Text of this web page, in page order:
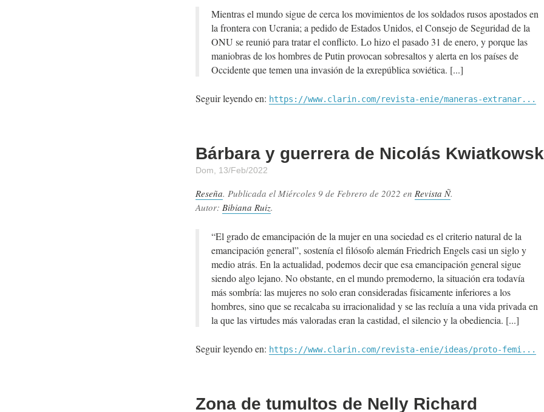
Mientras el mundo sigue de cerca los movimientos de los soldados rusos apostados en
la frontera con Ucrania; a pedido de Estados Unidos, el Consejo de Seguridad de la
ONU se reunió para tratar el conflicto. Lo hizo el pasado 31 de enero, y porque las
maniobras de los hombres de Putin provocan sobresaltos y alerta en los países de
Occidente que temen una invasión de la exrepública soviética.
Seguir leyendo en: https://www.clarin.com/revista-enie/maneras-extranar...
Bárbara y guerrera de Nicolás
Dom, 13/Feb/2022
Reseña. Publicada el Miércoles 9 de Febrero de 2022 en Revista Ñ.
Autor: Bibiana Ruiz.
“El grado de emancipación de la mujer en una sociedad es el criterio natural de la
emancipación general”, sostenía el filósofo alemán Friedrich Engels casi un siglo y
medio atrás. En la actualidad, podemos decir que esa emancipación general sigue
siendo algo lejano. No obstante, en el mundo premoderno, la situación era todavía
más sombría: las mujeres no solo eran consideradas físicamente inferiores a los
hombres, sino que se recalcaba su irracionalidad y se las recluía a una vida privada en
la que las virtudes más valoradas eran la castidad, el silencio y la obediencia.
Seguir leyendo en: https://www.clarin.com/revista-enie/ideas/proto-femi...
Zona de tumultos de Nelly Richard